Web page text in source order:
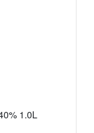
1.0L